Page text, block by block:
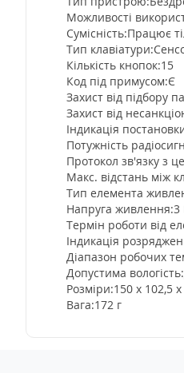
Можливості
Сумісність:Працює
Тип
Кількість кнопок:15
Код під примусом:Є
Захист від підбору
Захист від
Індикація
Потужність
Протокол зв'язку з
Макс. відстань між
Тип елемента
Напруга живлення:3
Термін роботи від
Індикація
Діапазон робочих
Допустима
Розміри:150 х 102,5
Вага:172 г